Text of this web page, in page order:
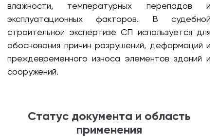
влажности, температурных перепадов и
эксплуатационных факторов. В судебной
строительной экспертизе СП используется для
обоснования причин разрушений, деформаций и
преждевременного износа элементов зданий и
сооружений.
Статус документа и область
применения